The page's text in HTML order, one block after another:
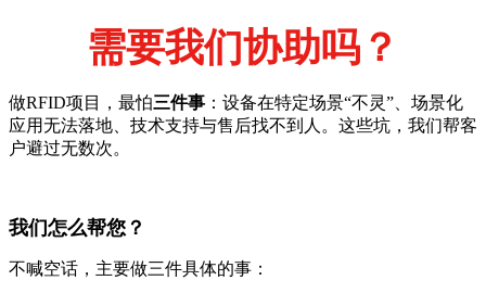
需要我们协助吗？
做RFID项目，最怕三件事 ：设备在特定场景“不灵”、场景化
应用无法落地、技术支持与售后找不到人。这些坑，我们帮客
户避过无数次。
我们怎么帮您？
不喊空话，主要做三件具体的事：